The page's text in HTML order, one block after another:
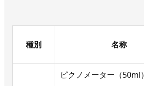
種別 名称
ピクノメーター（50ml）